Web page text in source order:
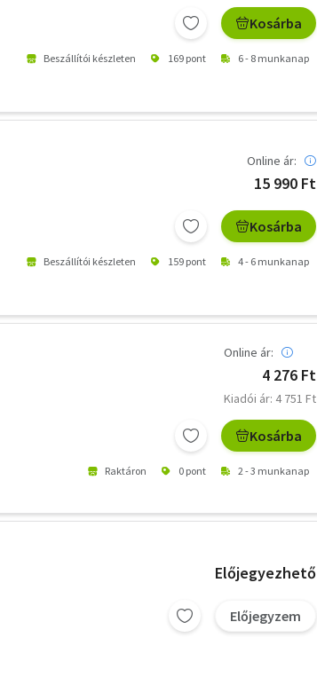
Kosárba
Beszállítói készleten 169 pont 6 - 8 munkanap
Online ár:
15 990 Ft
Kosárba
Beszállítói készleten 159 pont 4 - 6 munkanap
Online ár:
4 276 Ft
Kiadói ár: 4 751 Ft
Kosárba
Raktáron 0 pont 2 - 3 munkanap
Előjegyezhető
Előjegyzem